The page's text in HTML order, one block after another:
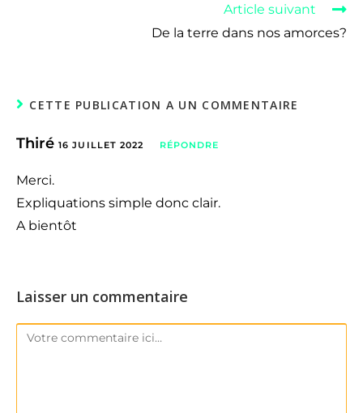
Article suivant
De la terre dans nos amorces?
CETTE PUBLICATION A UN COMMENTAIRE
Thiré 16 JUILLET 2022 RÉPONDRE
Merci.
Expliquations simple donc clair.
A bientôt
Laisser un commentaire